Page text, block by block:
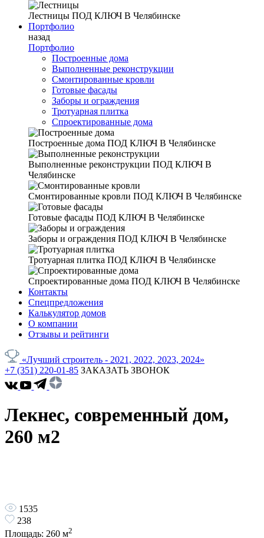
Лестницы ПОД КЛЮЧ В Челябинске
Портфолио
назад
Портфолио
Построенные дома
Выполненные реконструкции
Смонтированные кровли
Готовые фасады
Заборы и ограждения
Тротуарная плитка
Спроектированные дома
Построенные дома ПОД КЛЮЧ В Челябинске
Выполненные реконструкции ПОД КЛЮЧ В
Челябинске
Смонтированные кровли ПОД КЛЮЧ В Челябинске
Готовые фасады ПОД КЛЮЧ В Челябинске
Заборы и ограждения ПОД КЛЮЧ В Челябинске
Тротуарная плитка ПОД КЛЮЧ В Челябинске
Спроектированные дома ПОД КЛЮЧ В Челябинске
Контакты
Спецпредложения
Калькулятор домов
О компании
Отзывы и рейтинги
«Лучший строитель - 2021, 2022, 2023, 2024»
+7 (351) 220-01-85 ЗАКАЗАТЬ ЗВОНОК
Лекнес, современный дом,
260 м2
1535
238
Площадь: 260 м2